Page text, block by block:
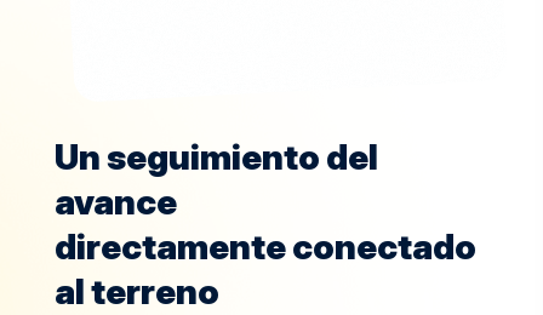
Un seguimiento del
avance
directamente conectado
al terreno